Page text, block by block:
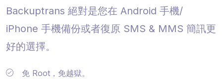
Backuptrans 絕對是您在 Android 手機/
iPhone 手機備份或者復原 SMS & MMS 簡訊更
好的選擇。
免 Root，免越獄。